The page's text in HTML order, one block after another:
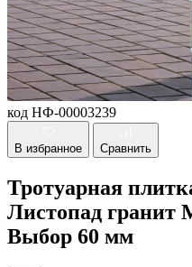
код НФ-00003239
В избранное Сравнить
Тротуарная
Листопад гранит
Выбор 60 мм